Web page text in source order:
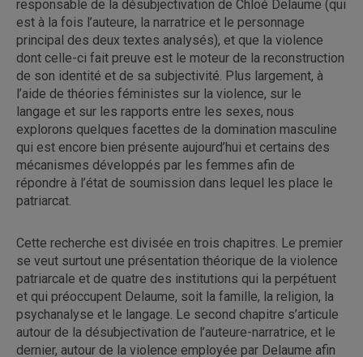
responsable de la désubjectivation de Chloé Delaume (qui
est à la fois l’auteure, la narratrice et le personnage
principal des deux textes analysés), et que la violence
dont celle-ci fait preuve est le moteur de la reconstruction
de son identité et de sa subjectivité. Plus largement, à
l’aide de théories féministes sur la violence, sur le
langage et sur les rapports entre les sexes, nous
explorons quelques facettes de la domination masculine
qui est encore bien présente aujourd’hui et certains des
mécanismes développés par les femmes afin de
répondre à l’état de soumission dans lequel les place le
patriarcat.
Cette recherche est divisée en trois chapitres. Le premier
se veut surtout une présentation théorique de la violence
patriarcale et de quatre des institutions qui la perpétuent
et qui préoccupent Delaume, soit la famille, la religion, la
psychanalyse et le langage. Le second chapitre s’articule
autour de la désubjectivation de l’auteure-narratrice, et le
dernier, autour de la violence employée par Delaume afin